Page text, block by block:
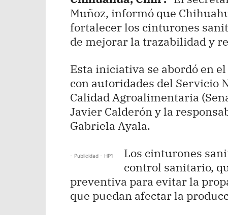
Muñoz, informó que
fortalecer los cinturones
de mejorar la trazabilidad y
Esta iniciativa se abordó en
con autoridades del Servicio
Calidad Agroalimentaria
Javier Calderón y la
Gabriela Ayala.
- Publicidad - HP1
Los cinturones
control sanitario,
preventiva para evitar la
que puedan afectar la